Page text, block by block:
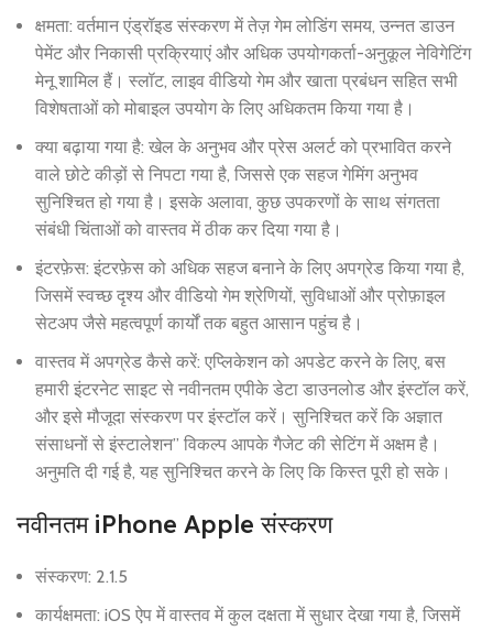
क्षमता: वर्तमान एंड्रॉइड संस्करण में तेज़ गेम लोडिंग समय, उन्नत डाउन
पेमेंट और निकासी प्रक्रियाएं और अधिक उपयोगकर्ता-अनुकूल नेविगेटिंग
मेनू शामिल हैं। स्लॉट, लाइव वीडियो गेम और खाता प्रबंधन सहित सभी
विशेषताओं को मोबाइल उपयोग के लिए अधिकतम किया गया है।
क्या बढ़ाया गया है: खेल के अनुभव और प्रेस अलर्ट को प्रभावित करने
वाले छोटे कीड़ों से निपटा गया है, जिससे एक सहज गेमिंग अनुभव
सुनिश्चित हो गया है। इसके अलावा, कुछ उपकरणों के साथ संगतता
संबंधी चिंताओं को वास्तव में ठीक कर दिया गया है।
इंटरफ़ेस: इंटरफ़ेस को अधिक सहज बनाने के लिए अपग्रेड किया गया है,
जिसमें स्वच्छ दृश्य और वीडियो गेम श्रेणियों, सुविधाओं और प्रोफ़ाइल
सेटअप जैसे महत्वपूर्ण कार्यों तक बहुत आसान पहुंच है।
वास्तव में अपग्रेड कैसे करें: एप्लिकेशन को अपडेट करने के लिए, बस
हमारी इंटरनेट साइट से नवीनतम एपीके डेटा डाउनलोड और इंस्टॉल करें,
और इसे मौजूदा संस्करण पर इंस्टॉल करें। सुनिश्चित करें कि अज्ञात
संसाधनों से इंस्टालेशन” विकल्प आपके गैजेट की सेटिंग में अक्षम है।
अनुमति दी गई है, यह सुनिश्चित करने के लिए कि किस्त पूरी हो सके।
नवीनतम iPhone Apple संस्करण
संस्करण: 2.1.5
कार्यक्षमता: iOS ऐप में वास्तव में कुल दक्षता में सुधार देखा गया है, जिसमें